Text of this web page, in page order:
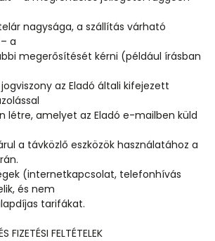
nagysága, a szállítás várható
a
megerősítését kérni (például írásban
az Eladó általi kifejezett
létre, amelyet az Eladó e-mailben küld
a távközlő eszközök használatához a
(internetkapcsolat, telefonhívás
és nem
tarifákat.
FIZETÉSI FELTÉTELEK